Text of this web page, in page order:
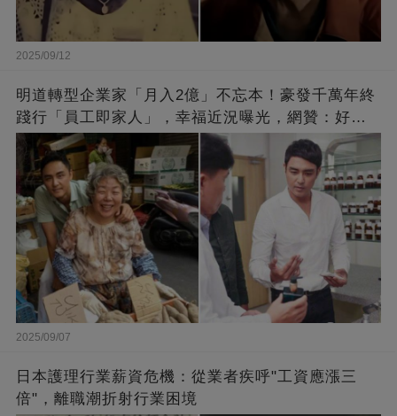
2025/09/12
明道轉型企業家「月入2億」不忘本！豪發千萬年終
踐行「員工即家人」，幸福近況曝光，網贊：好老
闆的福報
2025/09/07
日本護理行業薪資危機：從業者疾呼"工資應漲三
倍"，離職潮折射行業困境